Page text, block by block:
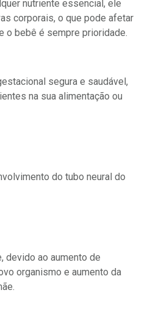
nutriente essencial, ele
corporais, o que pode afetar
o bebê é sempre prioridade.
segura e saudável,
na sua alimentação ou
do tubo neural do
devido ao aumento de
organismo e aumento da